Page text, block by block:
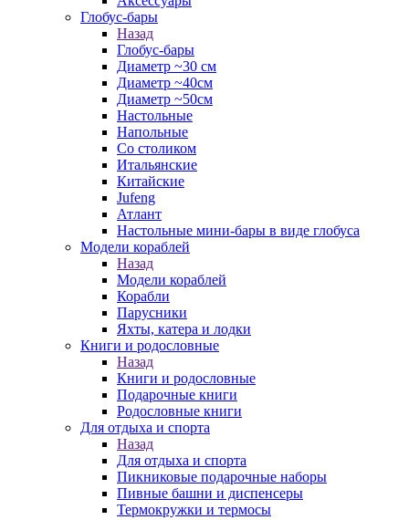
Глобус-бары
Назад
Глобус-бары
Диаметр ~30 см
Диаметр ~40см
Диаметр ~50см
Настольные
Напольные
Со столиком
Итальянские
Китайские
Jufeng
Атлант
Настольные мини-бары в виде глобуса
Модели кораблей
Назад
Модели кораблей
Корабли
Парусники
Яхты, катера и лодки
Книги и родословные
Назад
Книги и родословные
Подарочные книги
Родословные книги
Для отдыха и спорта
Назад
Для отдыха и спорта
Пикниковые подарочные наборы
Пивные башни и диспенсеры
Термокружки и термосы